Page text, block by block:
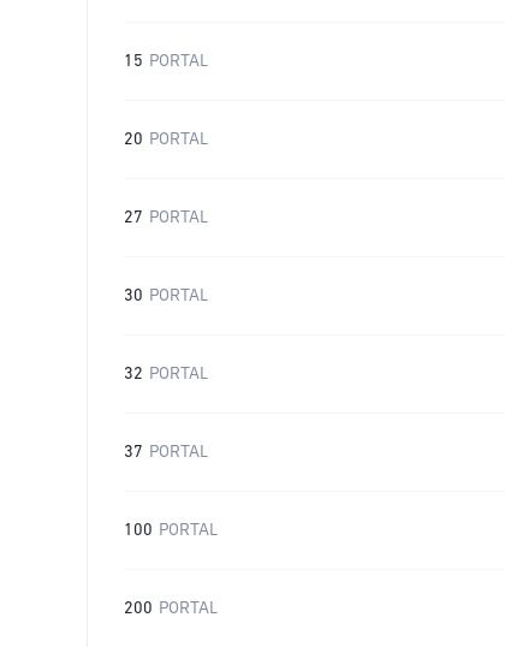
15 PORTAL
20 PORTAL
27 PORTAL
30 PORTAL
32 PORTAL
37 PORTAL
100 PORTAL
200 PORTAL